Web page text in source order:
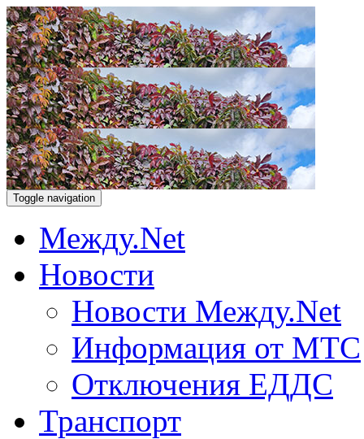
Toggle navigation
Между.Net
Новости
Новости Между.Net
Информация от МТС
Отключения ЕДДС
Транспорт